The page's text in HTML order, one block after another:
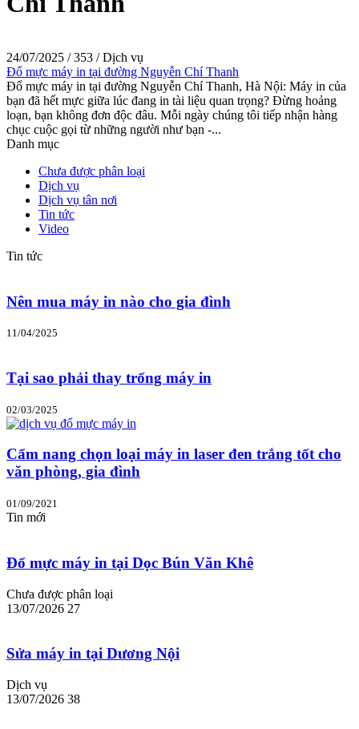
24/07/2025 /353 /Dịch vụ
Đổ mực máy in tại đường Nguyễn Chí Thanh
Đổ mực máy in tại đường Nguyễn Chí Thanh, Hà Nội: Máy in của
bạn đã hết mực giữa lúc đang in tài liệu quan trọng? Đừng hoảng
loạn, bạn không đơn độc đâu. Mỗi ngày chúng tôi tiếp nhận hàng
chục cuộc gọi từ những người như bạn -...
Danh mục
Chưa được phân loại
Dịch vụ
Dịch vụ tân nơi
Tin tức
Video
Tin tức
Nên mua máy in nào cho gia đình
11/04/2025
Tại sao phải thay trống máy in
02/03/2025
Cẩm nang chọn loại máy in laser đen trắng tốt cho
văn phòng, gia đình
01/09/2021
Tin mới
Đổ mực máy in tại Dọc Bún Văn Khê
Chưa được phân loại
13/07/2026 27
Sửa máy in tại Dương Nội
Dịch vụ
13/07/2026 38